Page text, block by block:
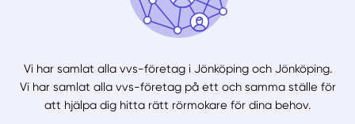
Vi har samlat alla vvs-företag i Jönköping och Jönköping.
Vi har samlat alla vvs-företag på ett och samma ställe för
att hjälpa dig hitta rätt rörmokare för dina behov.